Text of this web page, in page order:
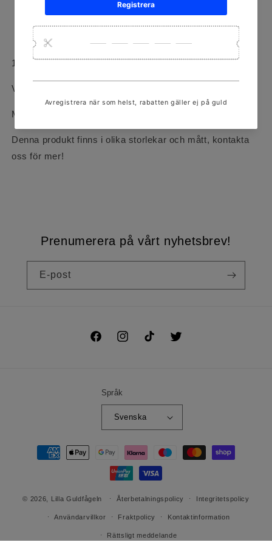
Visa butiksinformation
18k rödguld
Vikt: 1.7g
Mått: 3x15mm
Denna produkt finns i olika storlekar och mått, kontakta
oss för mer!
Prenumerera på vårt nyhetsbrev!
E-post
FacebookInstagramTikTok Twitter
Språk
Svenska
Betalningsmetoder
© 2026, Lilla Guldfågeln Återbetalningspolicy Integritetspolicy
Användarvillkor Fraktpolicy Kontaktinformation
Rättsligt meddelande